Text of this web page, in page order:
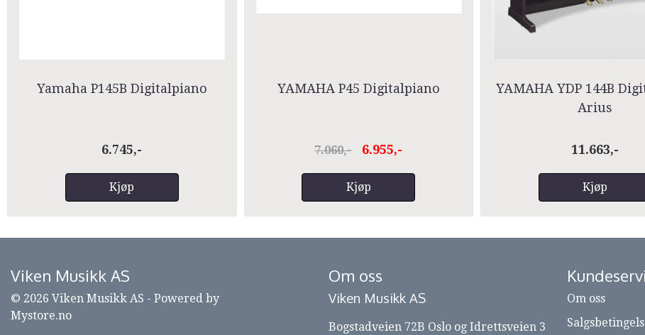
Yamaha P145B Digitalpiano
6.745,-
Kjøp
YAMAHA P45 Digitalpiano
7.060,- 6.955,-
Kjøp
YAMAHA YDP 144B
Arius
11.663,-
Kjøp
Viken Musikk AS
© 2026 Viken Musikk AS - Powered by
Mystore.no
Om oss
Viken Musikk AS
Bogstadveien 72B Oslo og Idrettsveien 3
Om oss